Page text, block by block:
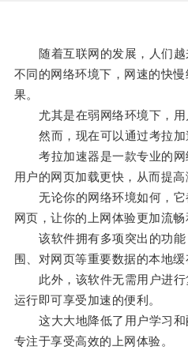
随着互联网的发展，人们越
不同的网络环境下，网速的快
果。
尤其是在弱网络环境下，用
然而，现在可以通过考拉加
考拉加速器是一款专业的网
用户的网页加载更快，从而提高
无论你的网络环境如何，它
网页，让你的上网体验更加流畅
该软件拥有多项突出的功能
围、对网页等重要数据的本地缓
此外，该软件无需用户进行
运行即可享受加速的便利。
这大大地降低了用户学习和
专注于享受高效的上网体验。